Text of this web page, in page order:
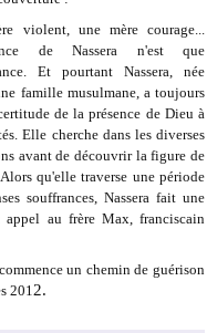
violent, une mère courage...
de Nassera n'est que
Et pourtant Nassera, née
famille musulmane, a toujours
de la présence de Dieu à
Elle cherche dans les diverses
avant de découvrir la figure de
Alors qu'elle traverse une période
souffrances, Nassera fait une
au frère Max, franciscain
un chemin de guérison
201 2.